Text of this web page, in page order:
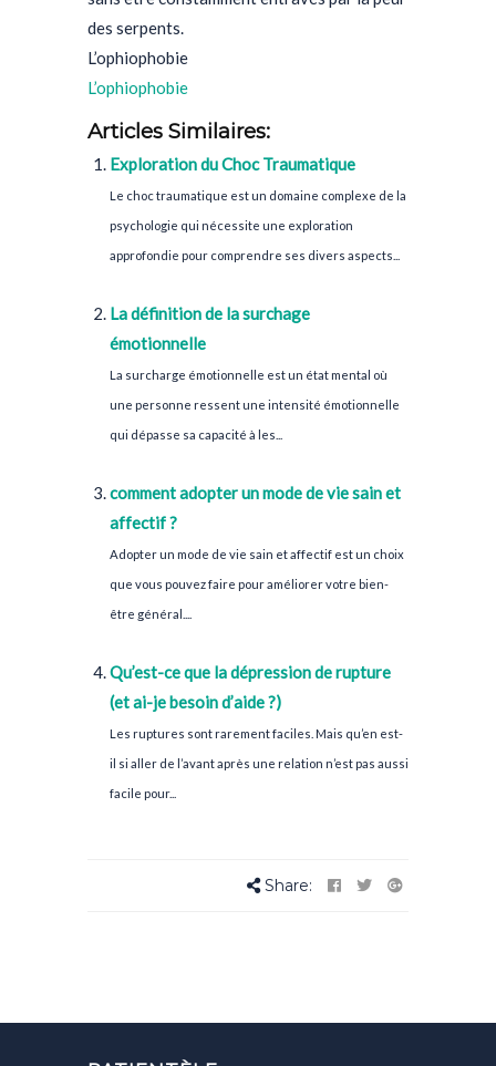
des serpents.
L’ophiophobie
L’ophiophobie
Articles Similaires:
Exploration du Choc Traumatique
Le choc traumatique est un domaine complexe de la
psychologie qui nécessite une exploration
approfondie pour comprendre ses divers aspects...
La définition de la surchage
émotionnelle
La surcharge émotionnelle est un état mental où
une personne ressent une intensité émotionnelle
qui dépasse sa capacité à les...
comment adopter un mode de vie sain et
affectif ?
Adopter un mode de vie sain et affectif est un choix
que vous pouvez faire pour améliorer votre bien-
être général....
Qu’est-ce que la dépression de rupture
(et ai-je besoin d’aide ?)
Les ruptures sont rarement faciles. Mais qu’en est-
il si aller de l’avant après une relation n’est pas aussi
facile pour...
Share: